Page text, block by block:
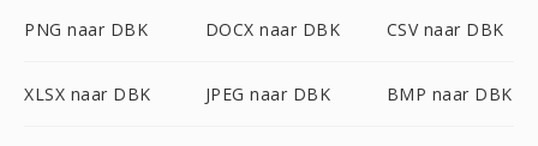
PNG naar DBK DOCX naar DBK CSV naar DBK
XLSX naar DBK JPEG naar DBK BMP naar DBK